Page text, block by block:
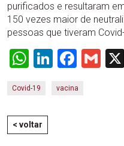
purificados e resultaram
150 vezes maior de
pessoas que tiveram
WhatsApp
LinkedIn
Covid-19 vacina
< voltar